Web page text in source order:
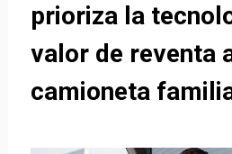
prioriza la
valor de reventa
camioneta